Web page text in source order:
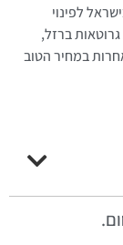
לפינוי
ברזל,
במחיר הטוב